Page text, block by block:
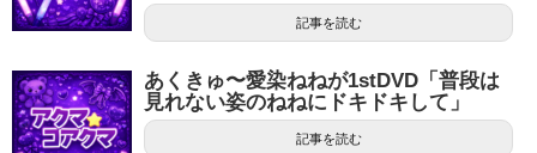
記事を読む
あくきゅ〜愛染ねねが1stDVD「普段は
見れない姿のねねにドキドキして」
記事を読む